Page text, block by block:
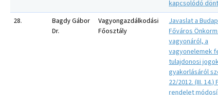
kapcsolódó
28.
Bagdy Gábor
Dr.
Vagyongazdálkodási
Főosztály
Javaslat a
Főváros
vagyonáról, a
vagyonelemek
tulajdonosi
gyakorlásáról
22/2012. (III. 14.)
rendelet